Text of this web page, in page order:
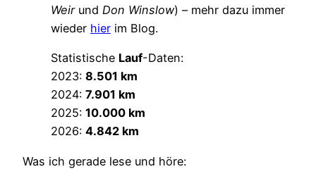
Weirund Don Winslow) – mehr dazu immer
wieder hier im Blog.
Statistische Lauf-Daten:
2023: 8.501 km
2024: 7.901 km
2025: 10.000 km
2026: 4.842 km
Was ich gerade lese und höre: